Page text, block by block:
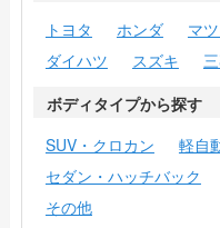
トヨタ
ホンダ マ
ダイハツ
スズキ
ボディタイプから探す
SUV・クロカン
軽自
セダン・ハッチバック
その他